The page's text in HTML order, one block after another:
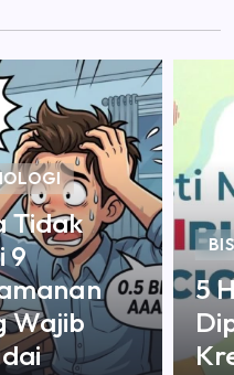
Tidak
9
Wajib
5